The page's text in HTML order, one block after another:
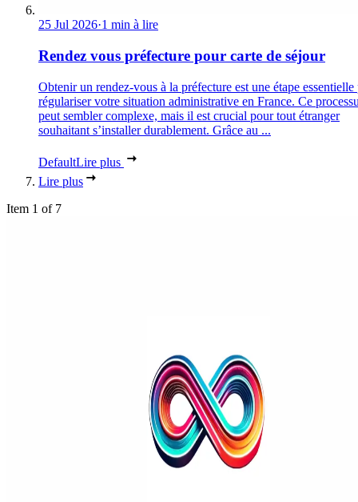
25 Jul 2026·1 min à lire
Rendez vous préfecture pour carte de séjour
Obtenir un rendez-vous à la préfecture est une étape essentielle
régulariser votre situation administrative en France. Ce
peut sembler complexe, mais il est crucial pour tout étranger
souhaitant s’installer durablement. Grâce au ...
DefaultLire plus
Lire plus
Item 1 of 7